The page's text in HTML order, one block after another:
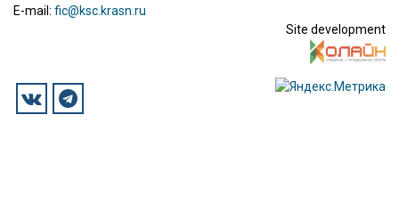
E-mail: fic@ksc.krasn.ru
Site development